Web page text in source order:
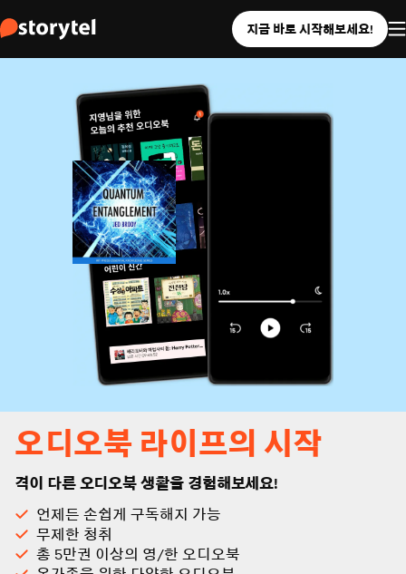
지금 바로 시작해보세요!
오디오북 라이프의 시작
격이 다른 오디오북 생활을 경험해보세요!
언제든 손쉽게 구독해지 가능
무제한 청취
총 5만권 이상의 영/한 오디오북